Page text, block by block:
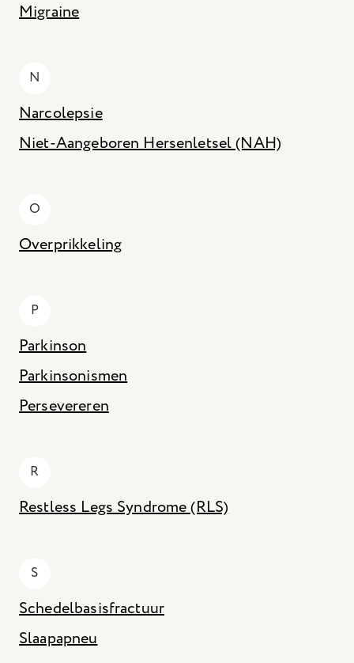
Migraine
N
Narcolepsie
Niet-Aangeboren Hersenletsel (NAH)
O
Overprikkeling
P
Parkinson
Parkinsonismen
Persevereren
R
Restless Legs Syndrome (RLS)
S
Schedelbasisfractuur
Slaapapneu